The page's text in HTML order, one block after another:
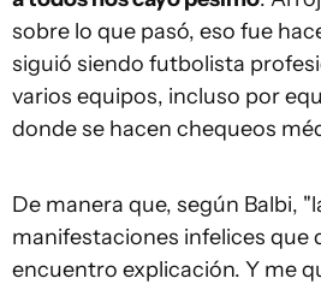
sobre lo que pasó, eso fue
siguió siendo futbolista
varios equipos, incluso por
donde se hacen chequeos
De manera que, según Balbi,
manifestaciones infelices que
encuentro explicación. Y me